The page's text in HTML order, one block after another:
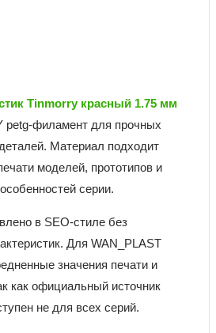
Tinmorry красный 1.75 мм
филамент для прочных
Материал подходит
моделей, прототипов и
серии.
в SEO-стиле без
Для WAN_PLAST
значения печати и
как официальный источник
не для всех серий.